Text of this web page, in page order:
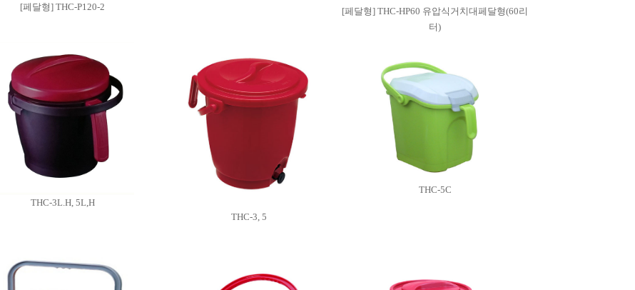
[페달형] THC-P120-2
[페달형] THC-HP60 유압식거치대페달형(60리
터)
THC-3L.H, 5L,H
THC-3, 5
THC-5C